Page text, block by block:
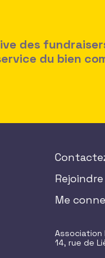
des
du bien
Rejoindre
Me
Association
14, rue de